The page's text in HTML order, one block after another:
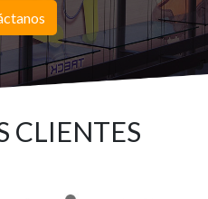
CLIENTES